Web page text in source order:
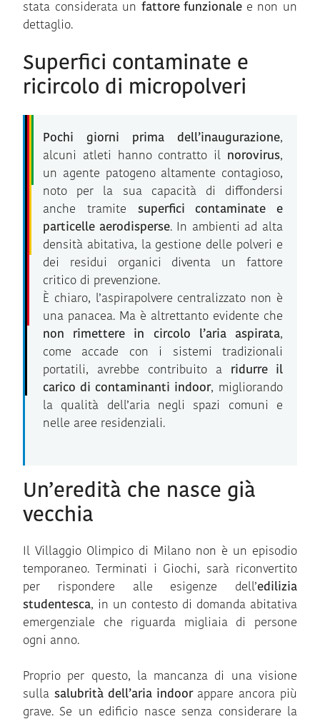
stata considerata un fattore funzionale e non un
dettaglio.
Superfici contaminate e
ricircolo di micropolveri
Pochi giorni prima dell’inaugurazione,
alcuni atleti hanno contratto il norovirus,
un agente patogeno altamente contagioso,
noto per la sua capacità di diffondersi
anche tramite superfici contaminate e
particelle aerodisperse. In ambienti ad alta
densità abitativa, la gestione delle polveri e
dei residui organici diventa un fattore
critico di prevenzione.
È chiaro, l’aspirapolvere centralizzato non è
una panacea. Ma è altrettanto evidente che
non rimettere in circolo l’aria aspirata,
come accade con i sistemi tradizionali
portatili, avrebbe contribuito a ridurre il
carico di contaminanti indoor, migliorando
la qualità dell’aria negli spazi comuni e
nelle aree residenziali.
Un’eredità che nasce già
vecchia
Il Villaggio Olimpico di Milano non è un episodio
temporaneo. Terminati i Giochi, sarà riconvertito
per rispondere alle esigenze dell’edilizia
studentesca, in un contesto di domanda abitativa
emergenziale che riguarda migliaia di persone
ogni anno.
Proprio per questo, la mancanza di una visione
sulla salubrità dell’aria indoorappare ancora più
grave. Se un edificio nasce senza considerare la